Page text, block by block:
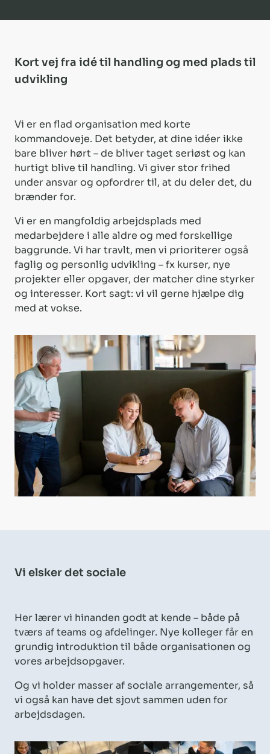
Kort vej fra idé til handling og med plads til
udvikling
Vi er en flad organisation med korte
kommandoveje. Det betyder, at dine idéer ikke
bare bliver hørt – de bliver taget seriøst og kan
hurtigt blive til handling. Vi giver stor frihed
under ansvar og opfordrer til, at du deler det, du
brænder for.
Vi er en mangfoldig arbejdsplads med
medarbejdere i alle aldre og med forskellige
baggrunde. Vi har travlt, men vi prioriterer også
faglig og personlig udvikling – fx kurser, nye
projekter eller opgaver, der matcher dine styrker
og interesser. Kort sagt: vi vil gerne hjælpe dig
med at vokse.
Vi elsker det sociale
Her lærer vi hinanden godt at kende – både på
tværs af teams og afdelinger. Nye kolleger får en
grundig introduktion til både organisationen og
vores arbejdsopgaver.
Og vi holder masser af sociale arrangementer, så
vi også kan have det sjovt sammen uden for
arbejdsdagen.